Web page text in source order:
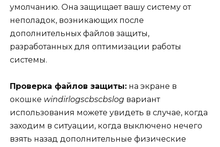
умолчанию. Она защищает вашу систему от
неполадок, возникающих после
дополнительных файлов защиты,
разработанных для оптимизации работы
системы.
Проверка файлов защиты: на экране в
окошке windirlogscbscbslog вариант
использования можете увидеть в случае, когда
заходим в ситуации, когда выключено нечего
взять назад дополнительные физические